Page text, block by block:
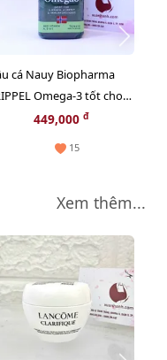
cá Nauy Biopharma
Omega-3 tốt cho
mạch, hệ miễn dịch và
449,000 đ
15
Xem thêm...